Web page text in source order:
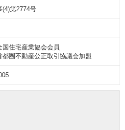
(4)第2774号
国住宅産業協会会員
都圏不動産公正取引協議会加盟